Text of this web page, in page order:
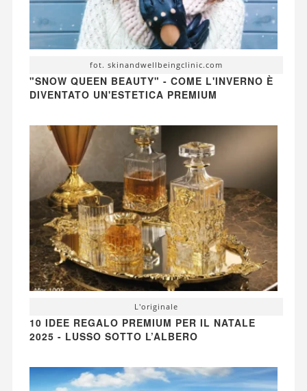
fot. skinandwellbeingclinic.com
"SNOW QUEEN BEAUTY" - COME L'INVERNO È
DIVENTATO UN'ESTETICA PREMIUM
L'originale
10 IDEE REGALO PREMIUM PER IL NATALE
2025 - LUSSO SOTTO L’ALBERO